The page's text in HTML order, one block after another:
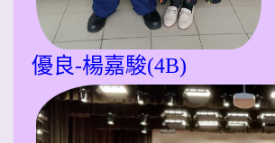
優良-楊嘉駿(4B)